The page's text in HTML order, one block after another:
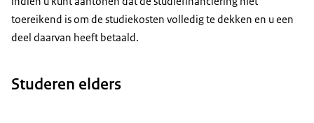
toereikend is om de studiekosten volledig te dekken en u een
deel daarvan heeft betaald.
Studeren elders